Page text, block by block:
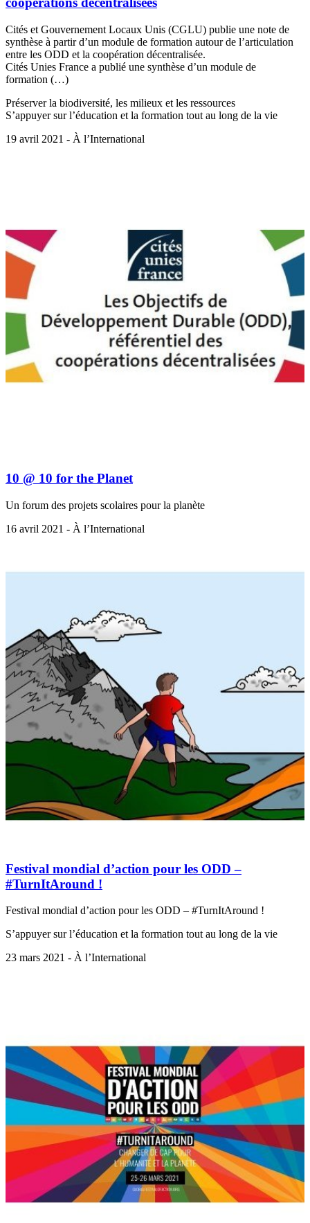
Cités et Gouvernement Locaux Unis (CGLU) publie une note de
synthèse à partir d’un module de formation autour de l’articulation
entre les ODD et la coopération décentralisée.
Cités Unies France a publié une synthèse d’un module de
formation (…)
Préserver la biodiversité, les milieux et les ressources
S’appuyer sur l’éducation et la formation tout au long de la vie
19 avril 2021 - À l’International
10 @ 10 for the Planet
Un forum des projets scolaires pour la planète
16 avril 2021 - À l’International
Festival mondial d’action pour les ODD –
#TurnItAround !
Festival mondial d’action pour les ODD – #TurnItAround !
S’appuyer sur l’éducation et la formation tout au long de la vie
23 mars 2021 - À l’International